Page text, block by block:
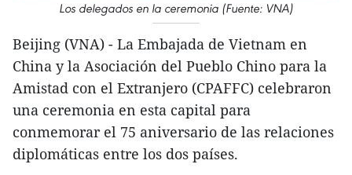
Los delegados en la ceremonia (Fuente: VNA)
Beijing (VNA) - La Embajada de Vietnam en
China y la Asociación del Pueblo Chino para la
Amistad con el Extranjero (CPAFFC) celebraron
una ceremonia en esta capital para
conmemorar el 75 aniversario de las relaciones
diplomáticas entre los dos países.